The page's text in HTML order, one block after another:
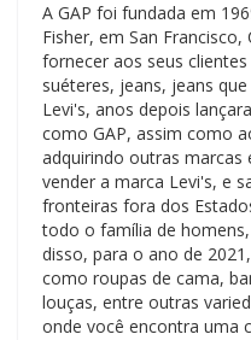
A GAP foi fundada em
Fisher, em San
fornecer aos seus
suéteres, jeans, jeans
Levi's, anos depois
como GAP, assim como
adquirindo outras
vender a marca Levi's, e
fronteiras fora dos
todo o família de
disso, para o ano de
como roupas de cama,
louças, entre outras
onde você encontra uma